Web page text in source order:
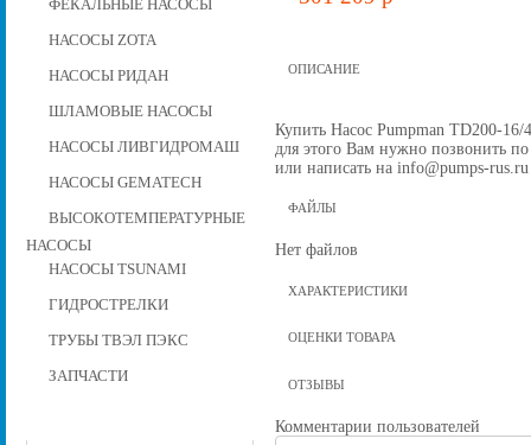
ФЕКАЛЬНЫЕ НАСОСЫ
НАСОСЫ ZOTA
НАСОСЫ РИДАН
ШЛАМОВЫЕ НАСОСЫ
НАСОСЫ ЛИВГИДРОМАШ
НАСОСЫ GEMATECH
ВЫСОКОТЕМПЕРАТУРНЫЕ
НАСОСЫ
НАСОСЫ TSUNAMI
ГИДРОСТРЕЛКИ
ТРУБЫ ТВЭЛ ПЭКС
ЗАПЧАСТИ
ОПИСАНИЕ
Купить Насос Pumpman TD200-16/
для этого Вам нужно позвонить
или написать на info@pumps-rus.ru
ФАЙЛЫ
Нет файлов
ХАРАКТЕРИСТИКИ
ОЦЕНКИ ТОВАРА
ОТЗЫВЫ
Комментарии пользователей